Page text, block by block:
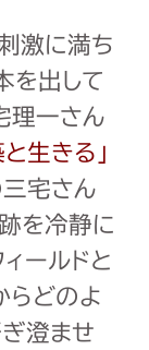
激に満ち
を出して
理一さん
生きる」
三宅さん
を冷静に
ールドと
らどのよ
澄ませ